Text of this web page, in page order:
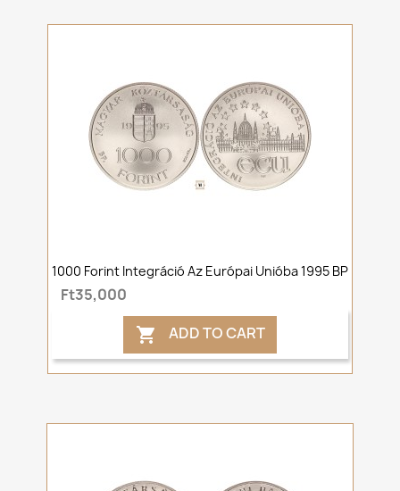
1000 Forint Integráció Az Európai Unióba 1995 BP
Ft35,000
 ADD TO CART